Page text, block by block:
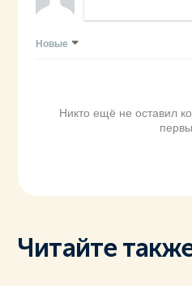
Новые
Никто ещё не оставил
Читайте